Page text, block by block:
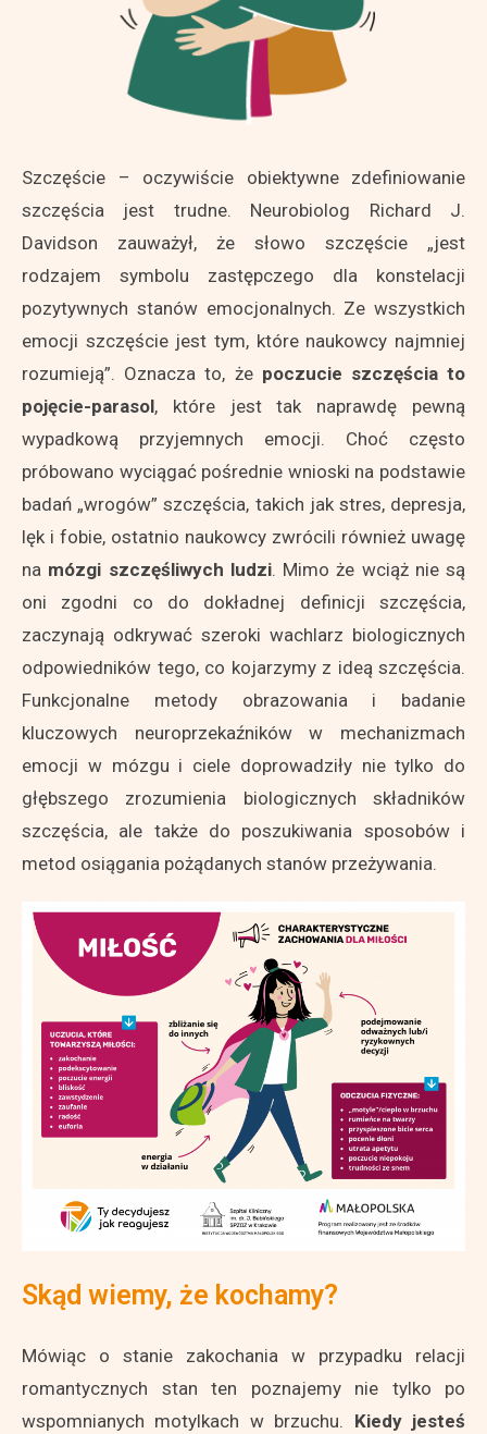
Szczęście – oczywiście obiektywne zdefiniowanie
szczęścia jest trudne. Neurobiolog Richard J.
Davidson zauważył, że słowo szczęście „jest
rodzajem symbolu zastępczego dla konstelacji
pozytywnych stanów emocjonalnych. Ze wszystkich
emocji szczęście jest tym, które naukowcy najmniej
rozumieją”. Oznacza to, że poczucie szczęścia to
pojęcie-parasol, które jest tak naprawdę pewną
wypadkową przyjemnych emocji. Choć często
próbowano wyciągać pośrednie wnioski na podstawie
badań „wrogów” szczęścia, takich jak stres, depresja,
lęk i fobie, ostatnio naukowcy zwrócili również uwagę
na mózgi szczęśliwych ludzi. Mimo że wciąż nie są
oni zgodni co do dokładnej definicji szczęścia,
zaczynają odkrywać szeroki wachlarz biologicznych
odpowiedników tego, co kojarzymy z ideą szczęścia.
Funkcjonalne metody obrazowania i badanie
kluczowych neuroprzekaźników w mechanizmach
emocji w mózgu i ciele doprowadziły nie tylko do
głębszego zrozumienia biologicznych składników
szczęścia, ale także do poszukiwania sposobów i
metod osiągania pożądanych stanów przeżywania.
Skąd wiemy, że kochamy?
Mówiąc o stanie zakochania w przypadku relacji
romantycznych stan ten poznajemy nie tylko po
wspomnianych motylkach w brzuchu. Kiedy jesteś